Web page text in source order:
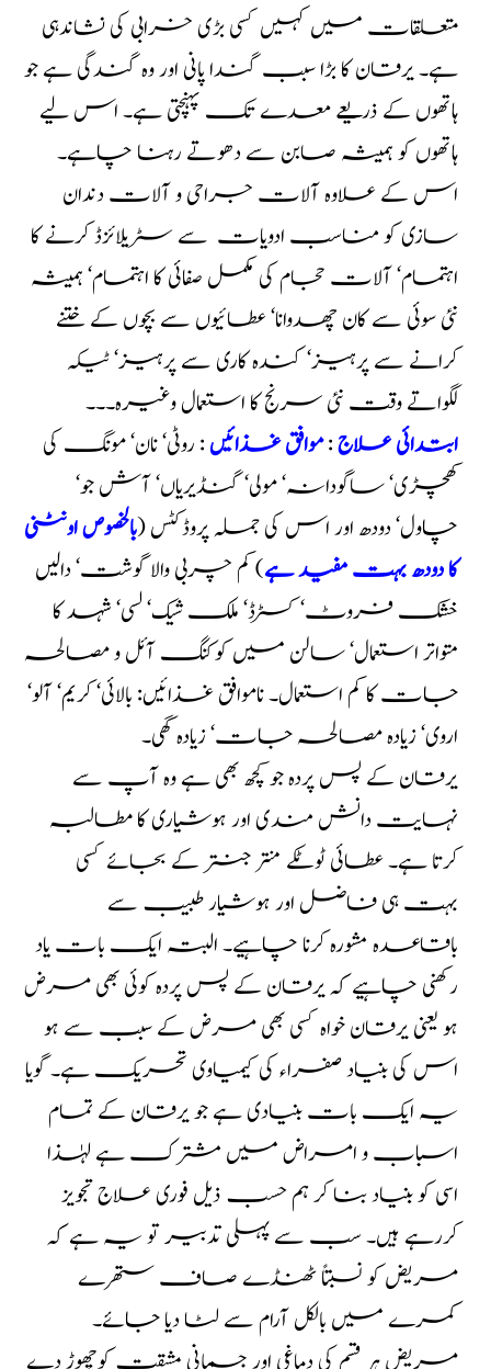
متعلقات میں کہیں کسی بڑی خرابی کی نشاندہی
ہے۔ یرقان کا بڑا سبب گندا پانی اور وہ گندگی ہے جو
ہاتھوں کے ذریعے معدے تک پہنچتی ہے۔ اس لیے
ہاتھوں کو ہمیشہ صابن سے دھوتے رہنا چاہے۔
اس کے علاوہ آلات جراحی و آلات دندان
سازی کو مناسب ادویات سے سٹریلائزڈ کرنے کا
اہتمام‘ آلات حجام کی مکمل صفائی کا اہتمام‘ ہمیشہ
نئی سوئی سے کان چھدوانا‘ عطائیوں سے بچوں کے ختنے
کرانے سے پرہیز‘ کندہ کاری سے پرہیز‘ ٹیکہ
لگواتے وقت نئی سرنج کا استعمال وغیرہ۔۔۔
ابتدائی علاج:موافق غذائیں: روٹی‘ نان‘ مونگ کی
کھچڑی‘ ساگودانہ‘ مولی‘ گنڈیریاں‘ آش جو‘
چاول‘ دودھ اور اس کی جملہ پروڈکٹس (بالخصوص اونٹنی
کا دودھ بہت مفید ہے) کم چربی والا گوشت‘ دالیں
خشک فروٹ‘ کسٹرڈ‘ ملک شیک‘ لسی‘ شہد کا
متواتر استعمال‘ سالن میں کوکنگ آئل و مصالحہ
جات کا کم استعمال۔ ناموافق غذائیں: بالائی‘ کریم‘ آلو‘
اروی‘ زیادہ مصالحہ جات‘ زیادہ گھی۔
یرقان کے پس پردہ جو کچھ بھی ہے وہ آپ سے
نہایت دانش مندی اور ہوشیاری کا مطالبہ
کرتا ہے۔ عطائی ٹوٹکے منتر جنتر کے بجائے کسی
بہت ہی فاضل اور ہوشیار طبیب سے
باقاعدہ مشورہ کرنا چاہیے۔ البتہ ایک بات یاد
رکھنی چاہیے کہ یرقان کے پس پردہ کوئی بھی مرض
ہو یعنی یرقان خواہ کسی بھی مرض کے سبب سے ہو
اس کی بنیاد صفراء کی کیمیاوی تحریک ہے۔ گویا
یہ ایک بات بنیادی ہے جو یرقان کے تمام
اسباب و امراض میں مشترک ہے لہٰذا
اسی کو بنیاد بنا کر ہم حسب ذیل فوری علاج تجویز
کررہے ہیں۔ سب سے پہلی تدبیر تو یہ ہے کہ
مریض کو نسبتاً ٹھنڈے صاف ستھرے
کمرے میں بالکل آرام سے لٹا دیا جائے۔